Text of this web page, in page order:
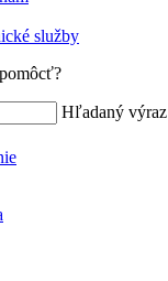
služby
Hľadaný výraz